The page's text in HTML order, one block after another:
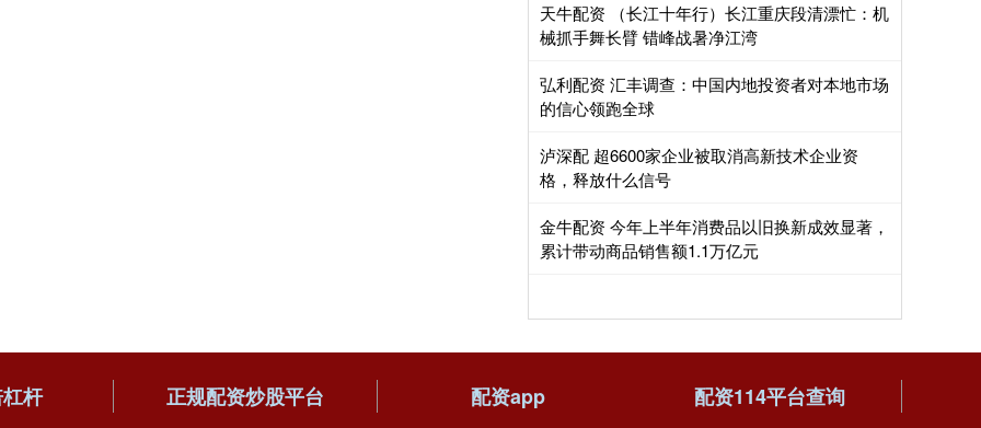
天牛配资 （长江十年行）长江重庆段清漂忙：机
械抓手舞长臂 错峰战暑净江湾
弘利配资 汇丰调查：中国内地投资者对本地市场
的信心领跑全球
泸深配 超6600家企业被取消高新技术企业资
格，释放什么信号
金牛配资 今年上半年消费品以旧换新成效显著，
累计带动商品销售额1.1万亿元
杆 正规配资炒股平台 配资app 配资114平台查询